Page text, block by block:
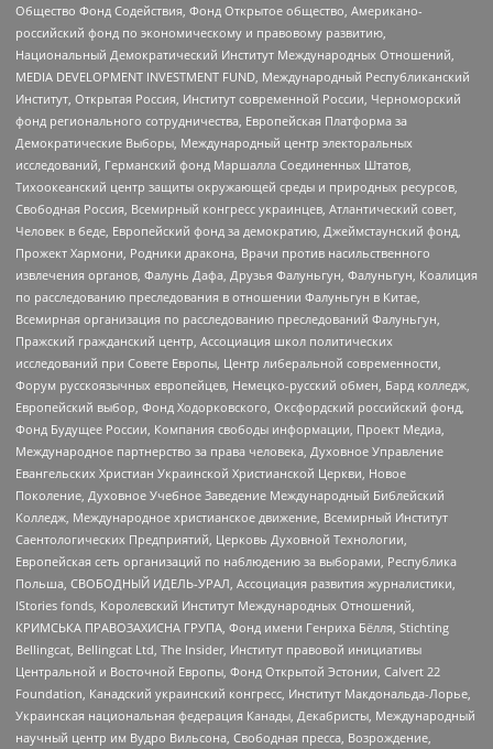
Общество Фонд Содействия, Фонд Открытое общество, Американо-
российский фонд по экономическому и правовому развитию,
Национальный Демократический Институт Международных Отношений,
MEDIA DEVELOPMENT INVESTMENT FUND, Международный Республиканский
Институт, Открытая Россия, Институт современной России, Черноморский
фонд регионального сотрудничества, Европейская Платформа за
Демократические Выборы, Международный центр электоральных
исследований, Германский фонд Маршалла Соединенных Штатов,
Тихоокеанский центр защиты окружающей среды и природных ресурсов,
Свободная Россия, Всемирный конгресс украинцев, Атлантический совет,
Человек в беде, Европейский фонд за демократию, Джеймстаунский фонд,
Прожект Хармони, Родники дракона, Врачи против насильственного
извлечения органов, Фалунь Дафа, Друзья Фалуньгун, Фалуньгун, Коалиция
по расследованию преследования в отношении Фалуньгун в Китае,
Всемирная организация по расследованию преследований Фалуньгун,
Пражский гражданский центр, Ассоциация школ политических
исследований при Совете Европы, Центр либеральной современности,
Форум русскоязычных европейцев, Немецко-русский обмен, Бард колледж,
Европейский выбор, Фонд Ходорковского, Оксфордский российский фонд,
Фонд Будущее России, Компания свободы информации, Проект Медиа,
Международное партнерство за права человека, Духовное Управление
Евангельских Христиан Украинской Христианской Церкви, Новое
Поколение, Духовное Учебное Заведение Международный Библейский
Колледж, Международное христианское движение, Всемирный Институт
Саентологических Предприятий, Церковь Духовной Технологии,
Европейская сеть организаций по наблюдению за выборами, Республика
Польша, СВОБОДНЫЙ ИДЕЛЬ-УРАЛ, Ассоциация развития журналистики,
IStories fonds, Королевский Институт Международных Отношений,
КРИМСЬКА ПРАВОЗАХИСНА ГРУПА, Фонд имени Генриха Бёлля, Stichting
Bellingcat, Bellingcat Ltd, The Insider, Институт правовой инициативы
Центральной и Восточной Европы, Фонд Открытой Эстонии, Calvert 22
Foundation, Канадский украинский конгресс, Институт Макдональда-Лорье,
Украинская национальная федерация Канады, Декабристы, Международный
научный центр им Вудро Вильсона, Свободная пресса, Возрождение,